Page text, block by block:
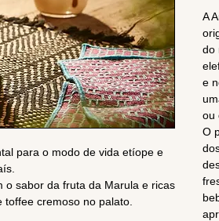
para o modo de vida etíope e
o sabor da fruta da Marula e ricas
cremoso no palato.
A
do
e
ou
O